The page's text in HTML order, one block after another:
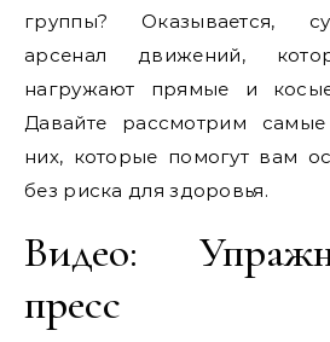
группы? Оказывается,
арсенал движений,
нагружают прямые и
Давайте рассмотрим
них, которые помогут вам
без риска для здоровья.
Видео:
пресс